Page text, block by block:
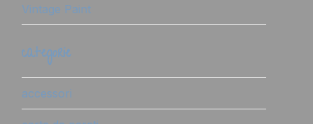
Vintage Paint
categorie
accessori